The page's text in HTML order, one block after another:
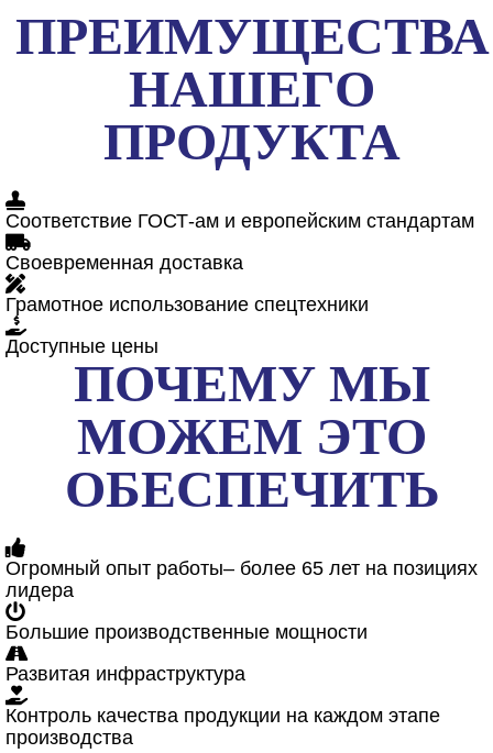
ПРЕИМУЩЕСТВА
НАШЕГО
ПРОДУКТА
Соответствие ГОСТ-ам и европейским стандартам
Своевременная доставка
Грамотное использование спецтехники
Доступные цены
ПОЧЕМУ МЫ
МОЖЕМ ЭТО
ОБЕСПЕЧИТЬ
Огромный опыт работы– более 65 лет на позициях
лидера
Большие производственные мощности
Развитая инфраструктура
Контроль качества продукции на каждом этапе
производства